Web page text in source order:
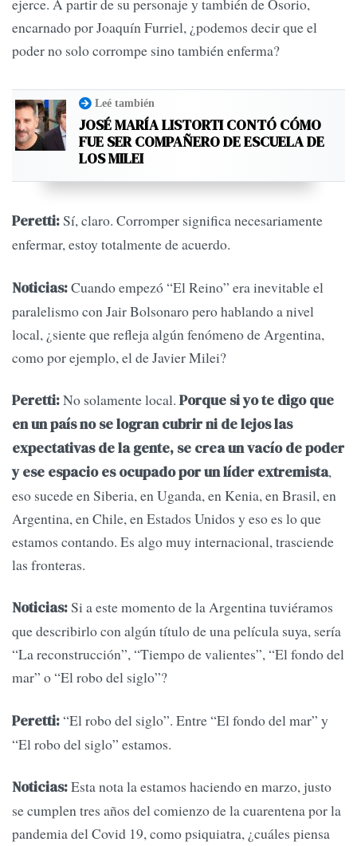
ejerce. A partir de su personaje y también de Osorio,
encarnado por Joaquín Furriel, ¿podemos decir que el
poder no solo corrompe sino también enferma?
Leé también
JOSÉ MARÍA LISTORTI CONTÓ CÓMO
FUE SER COMPAÑERO DE ESCUELA DE
LOS MILEI
Peretti:Sí, claro. Corromper significa necesariamente
enfermar, estoy totalmente de acuerdo.
Noticias:Cuando empezó “El Reino” era inevitable el
paralelismo con Jair Bolsonaro pero hablando a nivel
local, ¿siente que refleja algún fenómeno de Argentina,
como por ejemplo, el de Javier Milei?
Peretti:No solamente local. Porque si yo te digo que
en un país no se logran cubrir ni de lejos las
expectativas de la gente, se crea un vacío de poder
y ese espacio es ocupado por un líder extremista,
eso sucede en Siberia, en Uganda, en Kenia, en Brasil, en
Argentina, en Chile, en Estados Unidos y eso es lo que
estamos contando. Es algo muy internacional, trasciende
las fronteras.
Noticias:Si a este momento de la Argentina tuviéramos
que describirlo con algún título de una película suya, sería
“La reconstrucción”, “Tiempo de valientes”, “El fondo del
mar” o “El robo del siglo”?
Peretti:“El robo del siglo”. Entre “El fondo del mar” y
“El robo del siglo” estamos.
Noticias:Esta nota la estamos haciendo en marzo, justo
se cumplen tres años del comienzo de la cuarentena por la
pandemia del Covid 19, como psiquiatra, ¿cuáles piensa